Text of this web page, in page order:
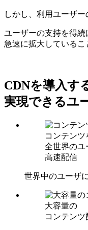
しかし、利用ユーザ
ユーザーの支持を得
急速に拡大している
CDNを導入す
実現できるユ
コンテンツ
全世界のユ
高速配信
世界中のユーザ
大容量の
コンテン